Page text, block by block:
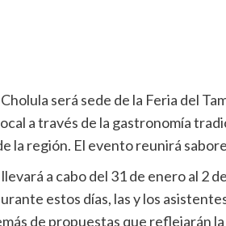
será sede de la Feria del
a través de la gastronomía
la región. El evento reunirá
a cabo del 31 de enero al 2
estos días, las y los
de propuestas que reflejarán